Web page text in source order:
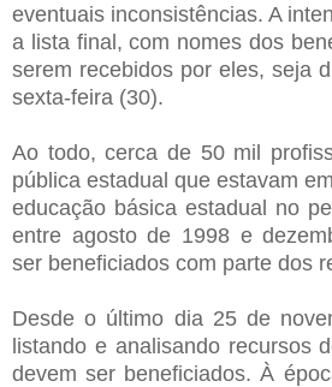
eventuais inconsistências. A
a lista final, com nomes dos
serem recebidos por eles, seja
sexta-feira (30).
Ao todo, cerca de 50 mil
pública estadual que estavam
educação básica estadual no
entre agosto de 1998 e
ser beneficiados com parte dos
Desde o último dia 25 de
listando e analisando recursos
devem ser beneficiados. À